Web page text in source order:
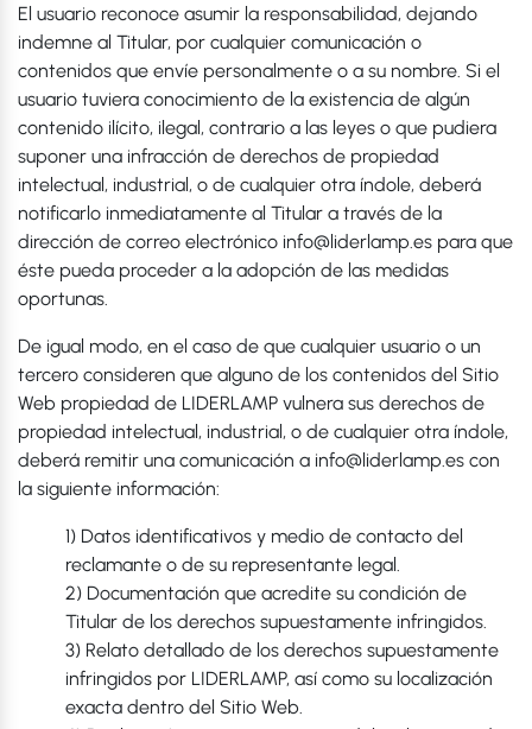
El usuario reconoce asumir la responsabilidad, dejando
indemne al Titular, por cualquier comunicación o
contenidos que envíe personalmente o a su nombre. Si el
usuario tuviera conocimiento de la existencia de algún
contenido ilícito, ilegal, contrario a las leyes o que pudiera
suponer una infracción de derechos de propiedad
intelectual, industrial, o de cualquier otra índole, deberá
notificarlo inmediatamente al Titular a través de la
dirección de correo electrónico info@liderlamp.es para que
éste pueda proceder a la adopción de las medidas
oportunas.
De igual modo, en el caso de que cualquier usuario o un
tercero consideren que alguno de los contenidos del Sitio
Web propiedad de LIDERLAMP vulnera sus derechos de
propiedad intelectual, industrial, o de cualquier otra índole,
deberá remitir una comunicación a info@liderlamp.es con
la siguiente información:
1) Datos identificativos y medio de contacto del
reclamante o de su representante legal.
2) Documentación que acredite su condición de
Titular de los derechos supuestamente infringidos.
3) Relato detallado de los derechos supuestamente
infringidos por LIDERLAMP, así como su localización
exacta dentro del Sitio Web.